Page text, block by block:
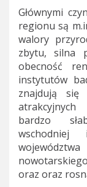
Głównymi
regionu są
walory
zbytu, silna
obecność
instytutów
znajdują się
bardzo
wschodniej
oraz oraz